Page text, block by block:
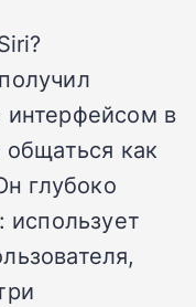
в
как
глубоко
использует